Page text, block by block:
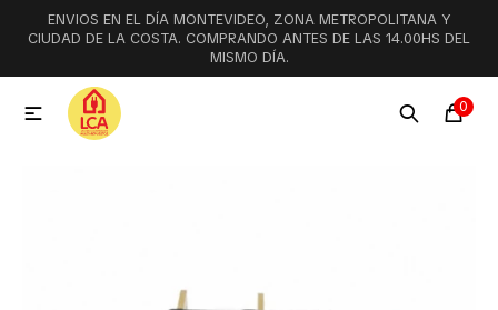
ENVIOS EN EL DÍA MONTEVIDEO, ZONA METROPOLITANA Y
CIUDAD DE LA COSTA. COMPRANDO ANTES DE LAS 14.00HS DEL
MISMO DÍA.
0

MI CUENTA
Menú